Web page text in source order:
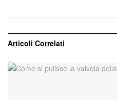
Articoli Correlati